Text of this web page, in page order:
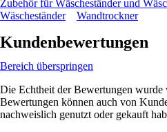
Zubehör für Wäscheständer und
Wäscheständer
Wandtrockner
Kundenbewertungen
Bereich überspringen
Die Echtheit der Bewertungen wurde
Bewertungen können auch von
nachweislich genutzt oder gekauft